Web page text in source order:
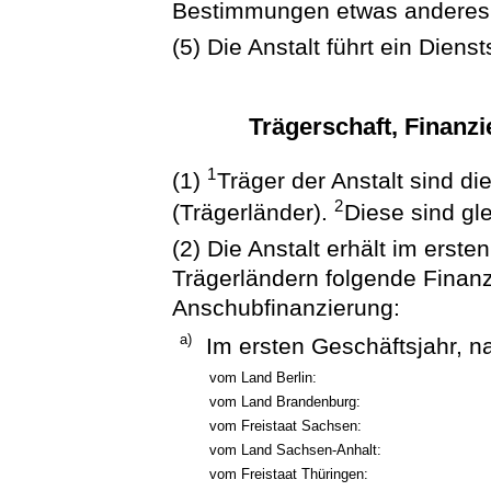
Bestimmungen etwas
(5) Die Anstalt führt ein
Trägerschaft,
(1) 1Träger der Anstalt sind
(Trägerländer).2Diese sind
(2) Die Anstalt erhält im
Trägerländern folgende
Anschubfinanzierung:
a) Im ersten Geschäftsjahr,
vom Land Berlin:
vom Land Brandenburg:
vom Freistaat Sachsen:
vom Land Sachsen-Anhalt:
vom Freistaat Thüringen: